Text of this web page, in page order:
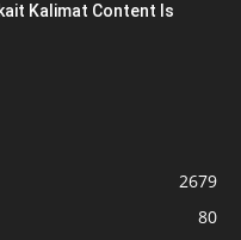
Kalimat Content Is
2679
80